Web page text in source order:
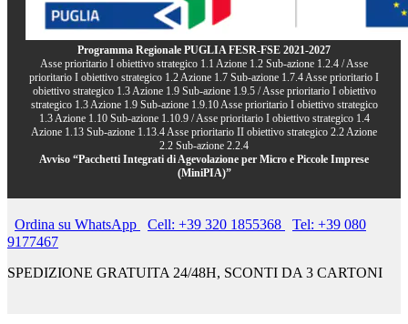
Programma Regionale PUGLIA FESR-FSE 2021-2027
Asse prioritario I obiettivo strategico 1.1 Azione 1.2 Sub-azione 1.2.4 / Asse
prioritario I obiettivo strategico 1.2 Azione 1.7 Sub-azione 1.7.4 Asse prioritario I
obiettivo strategico 1.3 Azione 1.9 Sub-azione 1.9.5 / Asse prioritario I obiettivo
strategico 1.3 Azione 1.9 Sub-azione 1.9.10 Asse prioritario I obiettivo strategico
1.3 Azione 1.10 Sub-azione 1.10.9 / Asse prioritario I obiettivo strategico 1.4
Azione 1.13 Sub-azione 1.13.4 Asse prioritario II obiettivo strategico 2.2 Azione
2.2 Sub-azione 2.2.4
Avviso “Pacchetti Integrati di Agevolazione per Micro e Piccole Imprese
(MiniPIA)”
Ordina su WhatsApp Cell: +39 320 1855368
Tel: +39 080
9177467
SPEDIZIONE GRATUITA 24/48H, SCONTI DA 3 CARTONI